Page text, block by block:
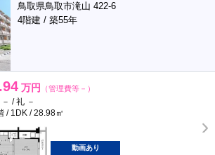
鳥取県鳥取市滝山 422-6
4階建 / 築55年
万円 （管理費等－）
/ 礼 －
/ 1DK / 28.98㎡
動画あり